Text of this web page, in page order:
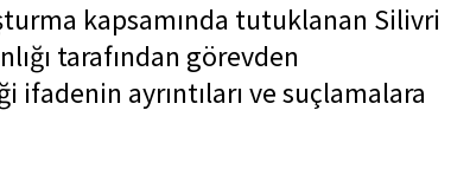
kapsamında tutuklanan Silivri
tarafından görevden
ifadenin ayrıntıları ve suçlamalara